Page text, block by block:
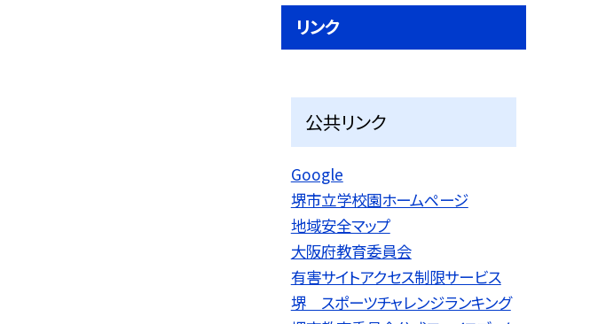
リンク
公共リンク
Google
堺市立学校園ホームページ
地域安全マップ
大阪府教育委員会
有害サイトアクセス制限サービス
堺 スポーツチャレンジランキング